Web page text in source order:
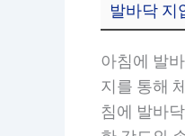
발바닥 지
아침에 발
지를 통해
침에 발바